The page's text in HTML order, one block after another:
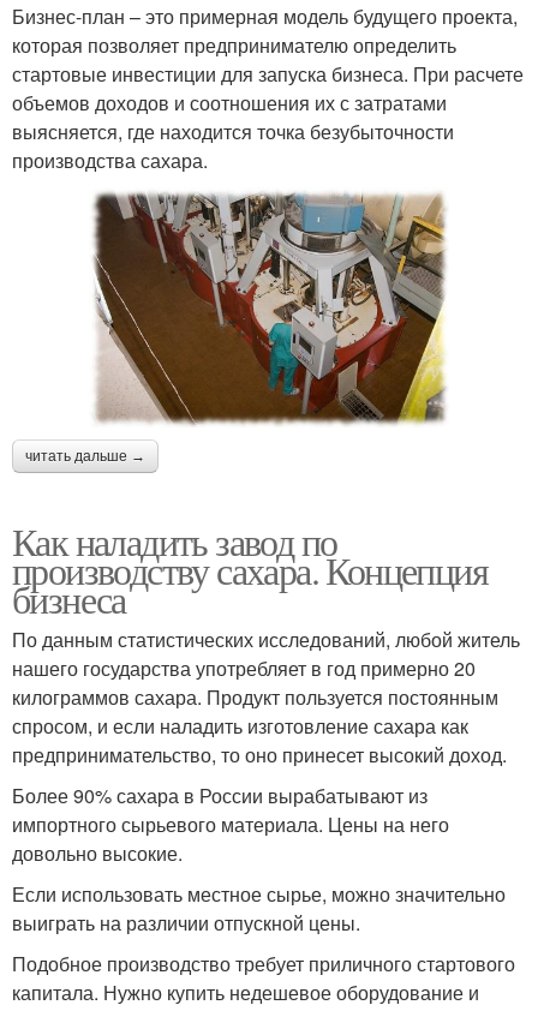
Бизнес-план – это примерная модель будущего проекта,
которая позволяет предпринимателю определить
стартовые инвестиции для запуска бизнеса. При расчете
объемов доходов и соотношения их с затратами
выясняется, где находится точка безубыточности
производства сахара.
читать дальше →
Как наладить завод по
производству сахара. Концепция
бизнеса
По данным статистических исследований, любой житель
нашего государства употребляет в год примерно 20
килограммов сахара. Продукт пользуется постоянным
спросом, и если наладить изготовление сахара как
предпринимательство, то оно принесет высокий доход.
Более 90% сахара в России вырабатывают из
импортного сырьевого материала. Цены на него
довольно высокие.
Если использовать местное сырье, можно значительно
выиграть на различии отпускной цены.
Подобное производство требует приличного стартового
капитала. Нужно купить недешевое оборудование и